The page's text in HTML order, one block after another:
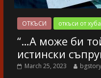
ОТКЪСИ откъси от
“…А може би
истински
March 25, 2023